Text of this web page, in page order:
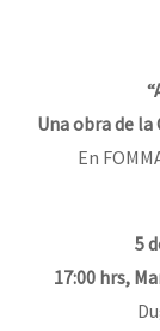
Una obra de
En
5
17:00 hrs,